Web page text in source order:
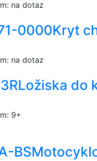
na dotaz
0000Kryt
na dotaz
Ložiska do
9+
BS